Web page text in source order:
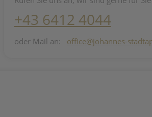
+43 6412 4044
oder Mail an: office@johannes-